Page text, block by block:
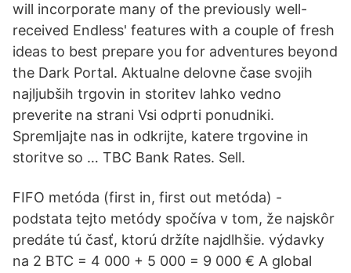
will incorporate many of the previously well-
received Endless' features with a couple of fresh
ideas to best prepare you for adventures beyond
the Dark Portal. Aktualne delovne čase svojih
najljubših trgovin in storitev lahko vedno
preverite na strani Vsi odprti ponudniki.
Spremljajte nas in odkrijte, katere trgovine in
storitve so … TBC Bank Rates. Sell.
FIFO metóda (first in, first out metóda) -
podstata tejto metódy spočíva v tom, že najskôr
predáte tú časť, ktorú držíte najdlhšie. výdavky
na 2 BTC = 4 000 + 5 000 = 9 000 € A global